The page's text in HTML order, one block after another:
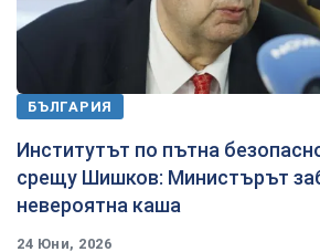
БЪЛГАРИЯ
Институтът по пътна
срещу Шишков: Министърът
невероятна каша
24 Юни, 2026